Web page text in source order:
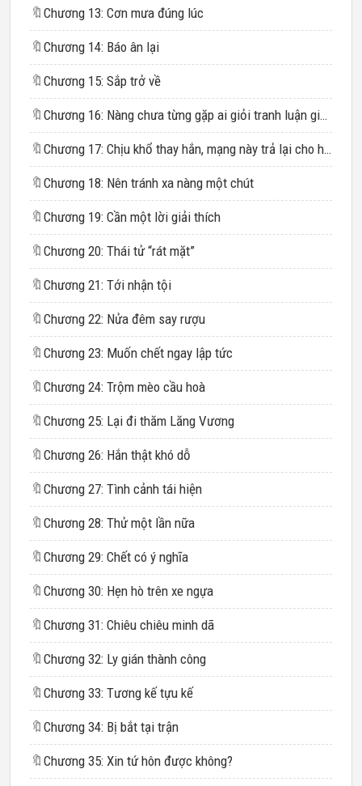
🔖 Chương 13: Cơn mưa đúng lúc
🔖 Chương 14: Báo ân lại
🔖 Chương 15: Sắp trở về
🔖 Chương 16: Nàng chưa từng gặp ai giỏi tranh luận giống Chử Linh Thư
🔖 Chương 17: Chịu khổ thay hắn, mạng này trả lại cho hắn cũng là lẽ đương nhiên
🔖 Chương 18: Nên tránh xa nàng một chút
🔖 Chương 19: Cần một lời giải thích
🔖 Chương 20: Thái tử “rát mặt”
🔖 Chương 21: Tới nhận tội
🔖 Chương 22: Nửa đêm say rượu
🔖 Chương 23: Muốn chết ngay lập tức
🔖 Chương 24: Trộm mèo cầu hoà
🔖 Chương 25: Lại đi thăm Lăng Vương
🔖 Chương 26: Hắn thật khó dỗ
🔖 Chương 27: Tình cảnh tái hiện
🔖 Chương 28: Thử một lần nữa
🔖 Chương 29: Chết có ý nghĩa
🔖 Chương 30: Hẹn hò trên xe ngựa
🔖 Chương 31: Chiêu chiêu minh dã
🔖 Chương 32: Ly gián thành công
🔖 Chương 33: Tương kế tựu kế
🔖 Chương 34: Bị bắt tại trận
🔖 Chương 35: Xin tứ hôn được không?